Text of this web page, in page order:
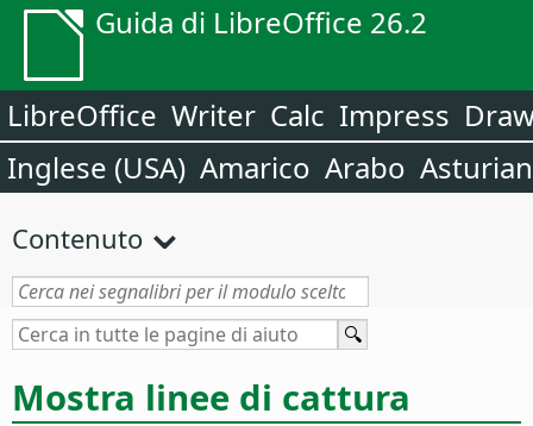
Guida di LibreOffice 26.2
LibreOffice Writer Calc Impress
Inglese (USA) Amarico Arabo
Contenuto
Mostra linee di cattura